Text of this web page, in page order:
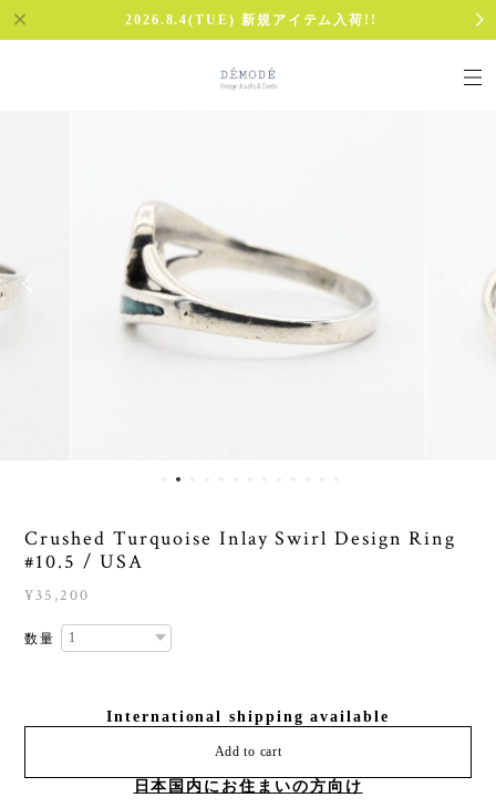
2026.8.4(TUE) 新規アイテム入荷!!
Crushed Turquoise Inlay Swirl Design Ring
#10.5 / USA
¥35,200
数量
International shipping available
Add to cart
日本国内にお住まいの方向け